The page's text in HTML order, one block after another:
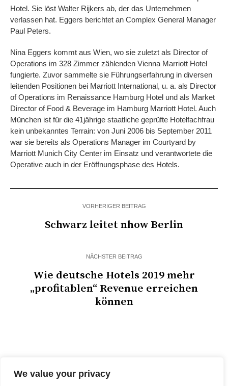
We value your privacy
Hotel. Sie löst Walter Rijkers ab, der das Unternehmen
verlassen hat. Eggers berichtet an Complex General Manager
Paul Peters.
Nina Eggers kommt aus Wien, wo sie zuletzt als Director of
Operations im 328 Zimmer zählenden Vienna Marriott Hotel
fungierte. Zuvor sammelte sie Führungserfahrung in diversen
leitenden Positionen bei Marriott International, u. a. als Director
of Operations im Renaissance Hamburg Hotel und als Market
Director of Food & Beverage im Hamburg Marriott Hotel. Auch
München ist für die 41jährige staatliche geprüfte Hotelfachfrau
kein unbekanntes Terrain: von Juni 2006 bis September 2011
war sie bereits als Operations Manager im Courtyard by
Marriott Munich City Center im Einsatz und verantwortete die
Operative auch in der Eröffnungsphase des Hotels.
VORHERIGER BEITRAG
Schwarz leitet nhow Berlin
NÄCHSTER BEITRAG
Wie deutsche Hotels 2019 mehr
„profitablen“ Revenue erreichen
können